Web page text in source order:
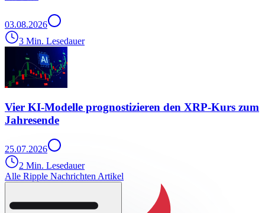
03.08.2026
3 Min. Lesedauer
Vier KI-Modelle prognostizieren den XRP-Kurs zum
Jahresende
25.07.2026
2 Min. Lesedauer
Alle Ripple Nachrichten Artikel